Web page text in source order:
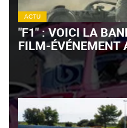
ACTU
"F1" : VOICI LA
FILM-ÉVÉNEMENT
VIDÉO)